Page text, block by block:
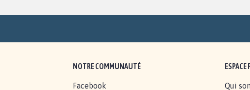
NOTRE COMMUNAUTÉ
Facebook
ESPACE
Qui